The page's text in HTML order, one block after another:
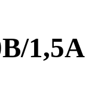
1,5А